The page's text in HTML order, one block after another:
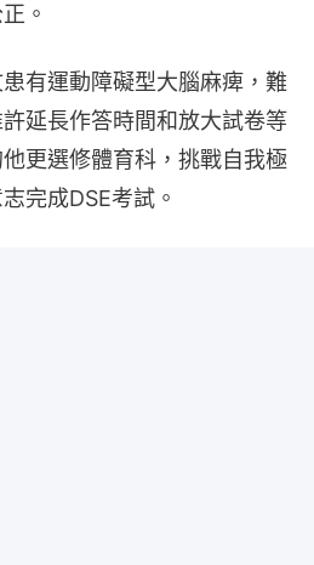
。
有運動障礙型大腦麻痺，難
延長作答時間和放大試卷等
更選修體育科，挑戰自我極
完成DSE考試。